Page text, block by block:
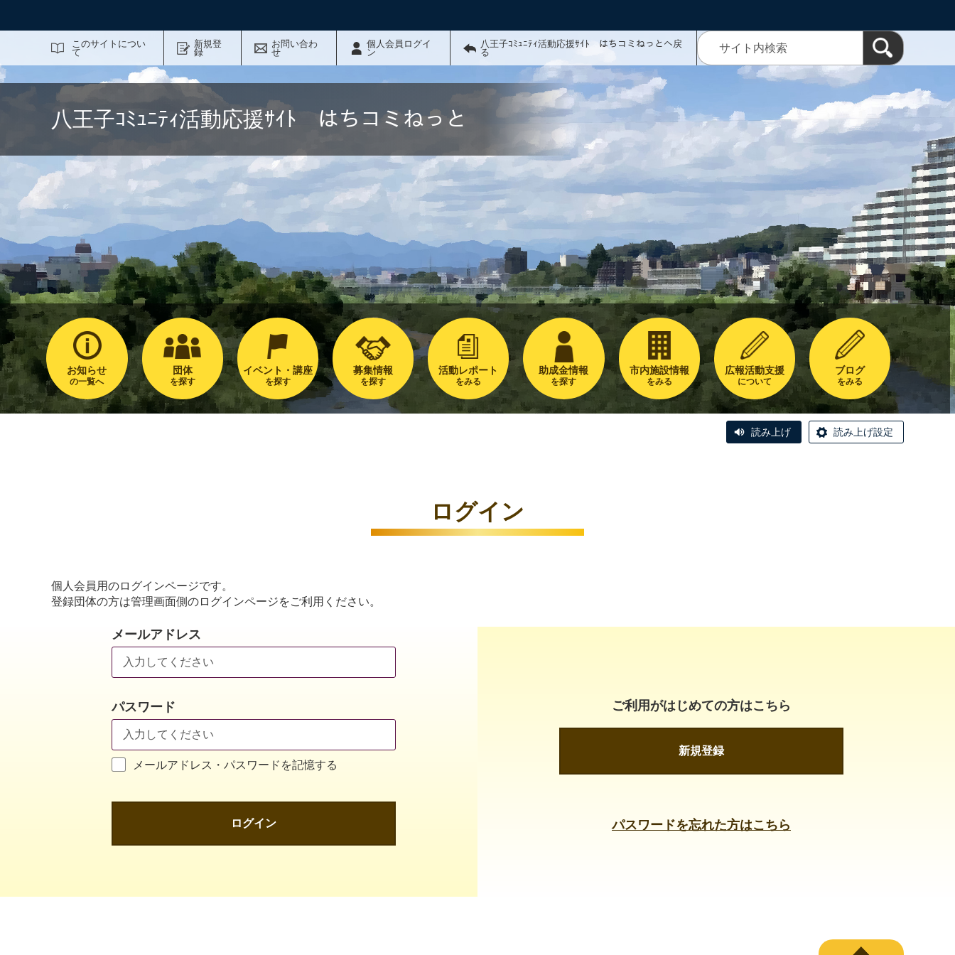
このサイトについ
て
新規登
録
お問い合わ
せ
個人会員ログイ
ン
八王子ｺﾐｭﾆﾃｨ活動応援ｻｲﾄ はちコミねっとへ戻
る
八王子ｺﾐｭﾆﾃｨ活動応援ｻｲﾄ はちコミねっと
お知らせ
の一覧へ
団体
を探す
イベント・講座
を探す
募集情報
を探す
活動レポート
をみる
助成金情報
を探す
市内施設情報
をみる
広報活動支援
について
ブログ
をみる
読み上げ 読み上げ設定
ログイン
個人会員用のログインページです。
登録団体の方は管理画面側のログインページをご利用ください。
メールアドレス
パスワード
メールアドレス・パスワードを記憶する
ログイン
ご利用がはじめての方はこちら
新規登録
パスワードを忘れた方はこちら